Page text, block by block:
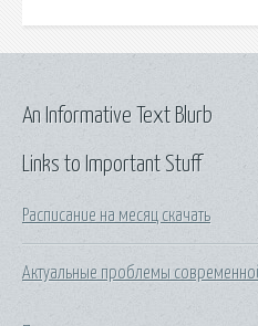
Links to Important Stuff
Расписание на месяц скачать
Актуальные проблемы
An Informative Text Blurb